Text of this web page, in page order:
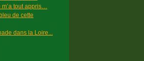
m’a tout appris…
de cette
dans la Loire...